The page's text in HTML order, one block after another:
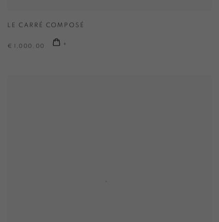
LE CARRÉ COMPOSÉ
€ 1,000.00